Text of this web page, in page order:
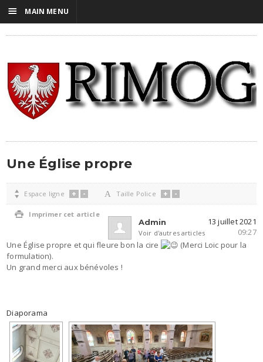
Une Église propre
 Espace ligne + - A Taille Police + -
 Imprimer cet article
Admin
Voir d'autres articles
13 juillet 2021
09:27
Une Église propre et qui fleure bon la cire
(Merci Loic pour la
formulation).
Un grand merci aux bénévoles !
Diaporama
☰ MAIN MENU